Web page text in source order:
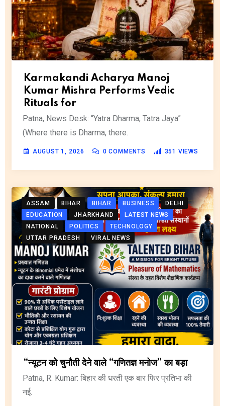
Karmakandi Acharya Manoj
Kumar Mishra Performs Vedic
Rituals for
Patna, News Desk: “Yatra Dharma, Tatra Jaya”
(Where there is Dharma, there.
AUGUST 1, 2026 0 COMMENTS 351 VIEWS
ASSAM BIHAR BIHAR BUSINESS
DELHI
EDUCATION
JHARKHAND
LATEST NEWS
NATIONAL
POLITICS
TECHNOLOGY
UTTAR PRADESH
VIRAL NEWS
“न्यूटन को चुनौती देने वाले “गणितज्ञ मनोज” का बड़ा
Patna, R. Kumar: बिहार की धरती एक बार फिर प्रतिभा की
नई.